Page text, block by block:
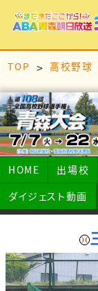
TOP 高校野球
HOME 出場校
ダイジェスト動画